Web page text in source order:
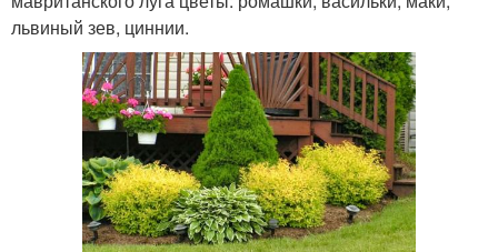
львиный зев, циннии.